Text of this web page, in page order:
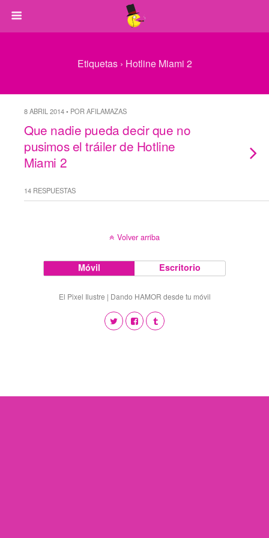
Etiquetas › Hotline Miami 2
8 ABRIL 2014 • POR AFILAMAZAS
Que nadie pueda decir que no
pusimos el tráiler de Hotline
Miami 2
14 RESPUESTAS
Volver arriba
Móvil Escritorio
El Pixel Ilustre | Dando HAMOR desde tu móvil